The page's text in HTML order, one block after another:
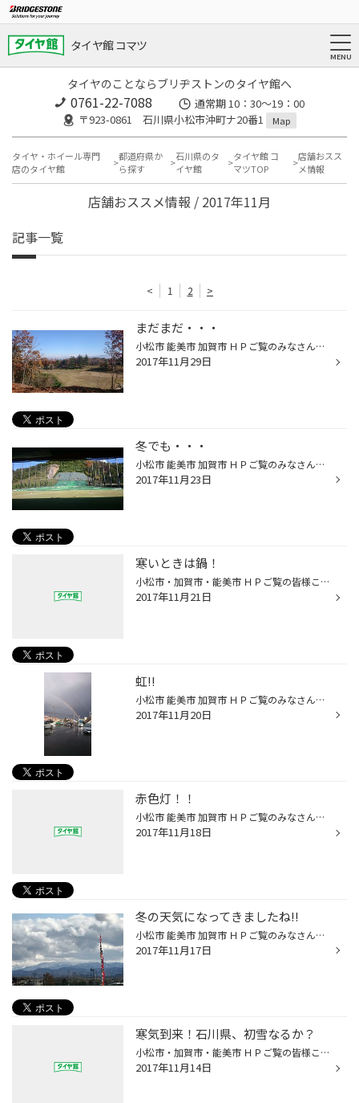
タイヤ館 コマツ
タイヤのことならブリヂストンのタイヤ館へ
0761-22-7088
通常期 10：30～19：00
〒923-0861 石川県小松市沖町ナ20番1
Map
タイヤ・ホイール専門
店のタイヤ館
都道府県か
ら探す
石川県のタ
イヤ館
タイヤ館 コ
マツTOP
店舗おスス
メ情報
店舗おススメ情報 / 2017年11月
記事一覧
< 1 2 >
まだまだ・・・
小松市 能美市 加賀市 ＨＰご覧のみなさん、こんにちは。 タイヤ館コマツ店です。 もう冬ですがたまに暖かい日があります。 昨日も良い天候だったのでラウンドしてきました。 立山連峰がとても綺麗だったので撮影して来ました。 スコアは納得できなかったのでまだまだ行きます（笑）
2017年11月29日
冬でも・・・
小松市 能美市 加賀市 ＨＰご覧のみなさん、こんにちは。 タイヤ館コマツ店です。 もう季節は冬！ですね。 あられも降り皆さんはタイヤ交換終わってますか？ まだの人は早めに交換しましょうね＾＾。 冬でもたまに暖かい日もあるもんで、先日練習に行ってきました。 何の？練習って・・・ゴルフです...
2017年11月23日
寒いときは鍋！
小松市・加賀市・能美市 ＨＰご覧の皆様こんにちは ♪ 小松市沖町 タイヤ館コマツ 蔵谷です 昨日は、お休みを頂きまして 寒かったのでゆっくりとさせていただきました。 あまりにも寒かったので 夕食は「ナベ」（笑） 写真を撮ったつもり・・・・・・ まさかの、ないやないかぁいｗ それはさておき、...
2017年11月21日
虹!!
小松市 能美市 加賀市 ＨＰご覧のみなさん、こんにちは。 タイヤ館コマツ店です。 とてもとても寒くチラチラとみぞれまじりの雨が・・・ スカイ獅子吼も真っ白でそろそろ雪が降り始める？かもです。 そんな中、昨日のチョットした晴れ間に綺麗な虹がでてました＾＾。 これも冬の天気なのでしょうか...
2017年11月20日
赤色灯！！
小松市 能美市 加賀市 ＨＰご覧のみなさん、こんにちは。 タイヤ館コマツ店です。 最近朝晩の通勤時によくパトカーをよくみます。 取り締まり？かと思いきや・・・事故！！ほんとうに事故が多いです。 それも多重事故です。横転などの廃車になってそうな事故！ 事故に遭遇して・・・気を引き締めて ...
2017年11月18日
冬の天気になってきましたね!!
小松市 能美市 加賀市 ＨＰご覧のみなさん、こんにちは。 タイヤ館コマツ店です。 天気の移り変わりが激しくなって、冬になってきたなーとこのごろ思います。 白山もうっすら雪化粧の模様です。 今から気温もさがりますので体調管理もしっかりいていこうと思います。 皆さんも、おきおつけください。
2017年11月17日
寒気到来！石川県、初雪なるか？
小松市・加賀市・能美市 ＨＰご覧の皆様こんにちは ♪ 小松市沖町 タイヤ館コマツ 蔵谷です 今週１４日(火)から天気が悪くなり、 16日(木)には、 西日本でも上空1500m付近マイナス3℃という 真冬のような今シーズン一番の寒気が 流れ込んでくるそうです。 石川県でも、平野部では積もることは 少ない...
2017年11月14日